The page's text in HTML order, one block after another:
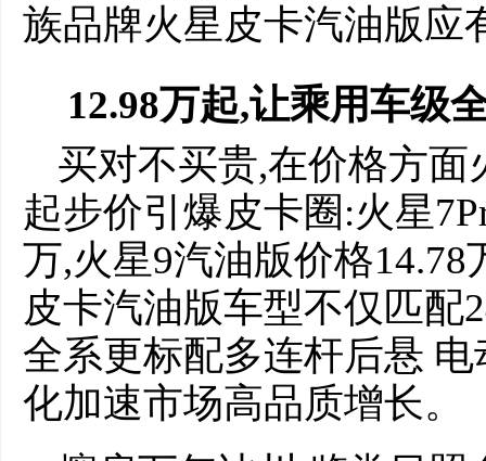
族品牌火星皮卡汽油版应
12.98万起,让乘用车级
买对不买贵,在价格方面
起步价引爆皮卡圈:火星
万,火星9汽油版价格
皮卡汽油版车型不仅匹配
全系更标配多连杆后悬
化加速市场高品质增长。